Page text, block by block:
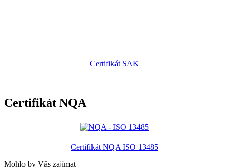
Certifikát SAK
Certifikát NQA
Certifikát NQA ISO 13485
Mohlo by Vás zajímat